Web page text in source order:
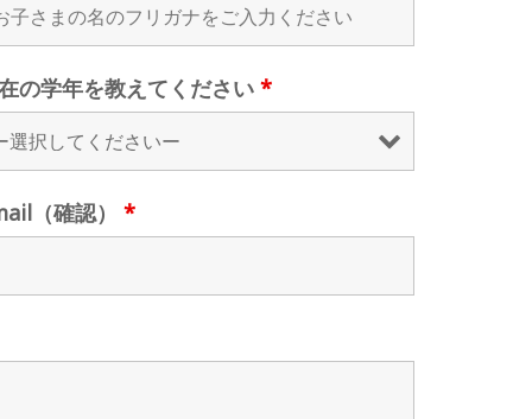
の学年を教えてください*
（確認）*